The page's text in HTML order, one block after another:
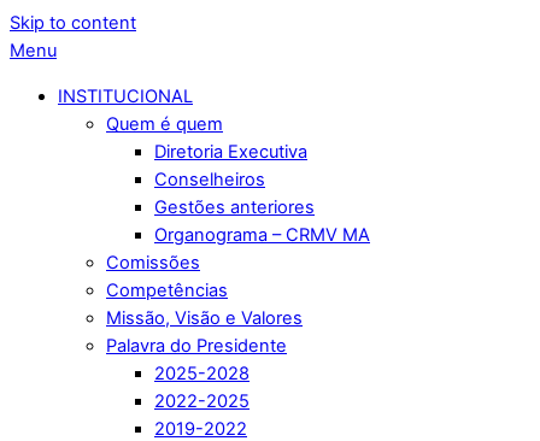
Skip to content
Menu
INSTITUCIONAL
Quem é quem
Diretoria Executiva
Conselheiros
Gestões anteriores
Organograma – CRMV MA
Comissões
Competências
Missão, Visão e Valores
Palavra do Presidente
2025-2028
2022-2025
2019-2022